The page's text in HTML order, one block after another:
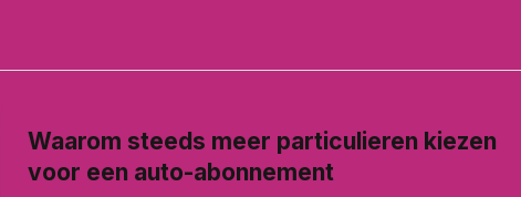
Waarom steeds meer particulieren kiezen
voor een auto-abonnement